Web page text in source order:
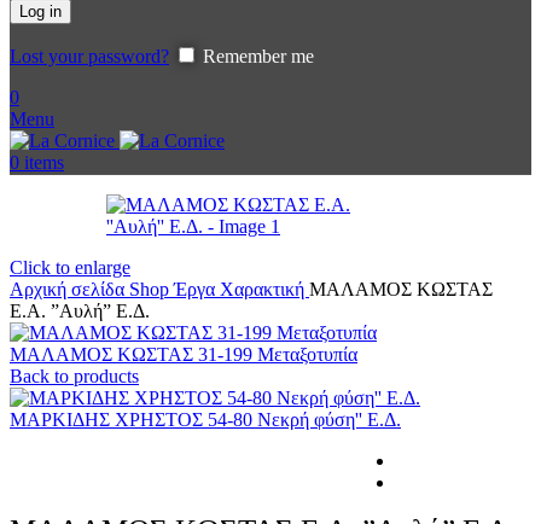
Log in
Lost your password?
Remember me
0
Menu
0 items
Click to enlarge
Αρχική σελίδα ShopΈργα Χαρακτική ΜΑΛΑΜΟΣ ΚΩΣΤΑΣ
Ε.Α. ”Αυλή” Ε.Δ.
ΜΑΛΑΜΟΣ ΚΩΣΤΑΣ 31-199 Μεταξοτυπία
Back to products
ΜΑΡΚΙΔΗΣ ΧΡΗΣΤΟΣ 54-80 Νεκρή φύση'' Ε.Δ.